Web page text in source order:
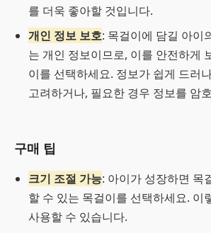
를 더욱 좋아할 것입니다.
개인 정보 보호: 목걸이에 담길 아이
는 개인 정보이므로, 이를 안전하게
이를 선택하세요. 정보가 쉽게 드러
고려하거나, 필요한 경우 정보를 암
구매 팁
크기 조절 가능: 아이가 성장하면 목
할 수 있는 목걸이를 선택하세요. 이
사용할 수 있습니다.